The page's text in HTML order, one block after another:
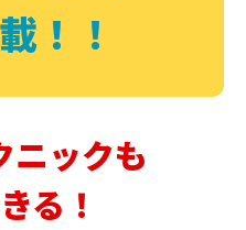
！！
ニックも
る！